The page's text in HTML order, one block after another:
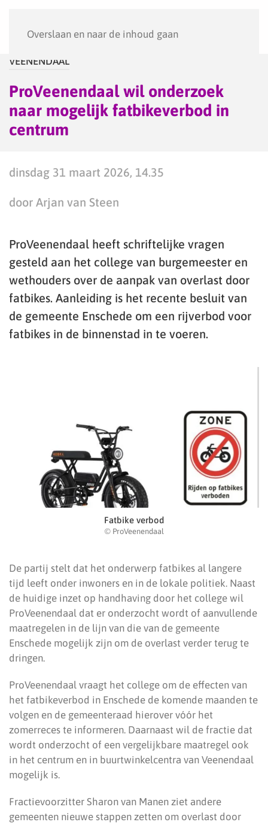
Overslaan en naar de inhoud gaan
VEENENDAAL
ProVeenendaal wil onderzoek
naar mogelijk fatbikeverbod in
centrum
dinsdag 31 maart 2026, 14.35
door Arjan van Steen
ProVeenendaal heeft schriftelijke vragen
gesteld aan het college van burgemeester en
wethouders over de aanpak van overlast door
fatbikes. Aanleiding is het recente besluit van
de gemeente Enschede om een rijverbod voor
fatbikes in de binnenstad in te voeren.
Fatbike verbod
© ProVeenendaal
De partij stelt dat het onderwerp fatbikes al langere
tijd leeft onder inwoners en in de lokale politiek. Naast
de huidige inzet op handhaving door het college wil
ProVeenendaal dat er onderzocht wordt of aanvullende
maatregelen in de lijn van die van de gemeente
Enschede mogelijk zijn om de overlast verder terug te
dringen.
ProVeenendaal vraagt het college om de effecten van
het fatbikeverbod in Enschede de komende maanden te
volgen en de gemeenteraad hierover vóór het
zomerreces te informeren. Daarnaast wil de fractie dat
wordt onderzocht of een vergelijkbare maatregel ook
in het centrum en in buurtwinkelcentra van Veenendaal
mogelijk is.
Fractievoorzitter Sharon van Manen ziet andere
gemeenten nieuwe stappen zetten om overlast door